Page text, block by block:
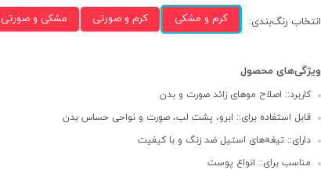
انتخاب رنگ‌بندی: کرم و مشکی کرم و صورتی مشکی و صورتی
ویژگی‌های محصول
کاربرد:: اصلاح موهای زائد صورت و بدن
قابل استفاده برای:: ابرو، پشت لب، صورت و نواحی حساس بدن
دارای:: تیغه‌های استیل ضد زنگ و با کیفیت
مناسب برای:: انواع پوست